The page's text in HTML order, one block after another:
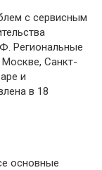
с сервисным
Региональные
Санкт-
и
в 18
основные